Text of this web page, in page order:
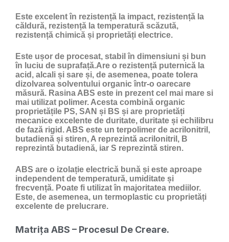
Este excelent în rezistență la impact, rezistență la
căldură, rezistență la temperatură scăzută,
rezistență chimică și proprietăți electrice.
Este ușor de procesat, stabil în dimensiuni și bun
în luciu de suprafață.Are o rezistență puternică la
acid, alcali și sare și, de asemenea, poate tolera
dizolvarea solventului organic într-o oarecare
măsură. Rasina ABS este in prezent cel mai mare si
mai utilizat polimer. Acesta combină organic
proprietățile PS, SAN și BS și are proprietăți
mecanice excelente de duritate, duritate și echilibru
de fază rigid. ABS este un terpolimer de acrilonitril,
butadienă și stiren, A reprezintă acrilonitril, B
reprezintă butadienă, iar S reprezintă stiren.
ABS are o izolație electrică bună și este aproape
independent de temperatură, umiditate și
frecvență. Poate fi utilizat în majoritatea mediilor.
Este, de asemenea, un termoplastic cu proprietăți
excelente de prelucrare.
Matrița ABS – Procesul De Creare.